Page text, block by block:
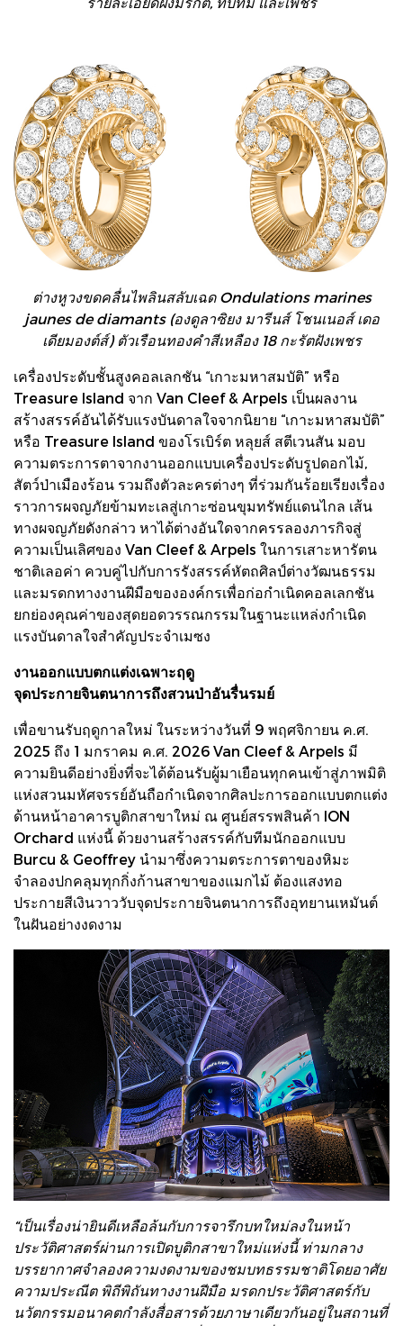
ต่างหูวงขดคลื่นไพลินสลับเฉด Ondulations marines
jaunes de diamants (องดูลาซิยง มารีนส์ โชนเนอส์ เดอ
เดียมองต์ส์) ตัวเรือนทองคำสีเหลือง 18 กะรัตฝังเพชร
เครื่องประดับชั้นสูงคอลเลกชัน “เกาะมหาสมบัติ” หรือ
Treasure Island จาก Van Cleef & Arpels เป็นผลงาน
สร้างสรรค์อันได้รับแรงบันดาลใจจากนิยาย “เกาะมหาสมบัติ”
หรือ Treasure Island ของโรเบิร์ต หลุยส์ สตีเวนสัน มอบ
ความตระการตาจากงานออกแบบเครื่องประดับรูปดอกไม้,
สัตว์ป่าเมืองร้อน รวมถึงตัวละครต่างๆ ที่ร่วมกันร้อยเรียงเรื่อง
ราวการผจญภัยข้ามทะเลสู่เกาะซ่อนขุมทรัพย์แดนไกล เส้น
ทางผจญภัยดังกล่าว หาได้ต่างอันใดจากครรลองภารกิจสู่
ความเป็นเลิศของ Van Cleef & Arpels ในการเสาะหารัตน
ชาติเลอค่า ควบคู่ไปกับการรังสรรค์หัตถศิลป์ต่างวัฒนธรรม
และมรดกทางงานฝีมือขององค์กรเพื่อก่อกำเนิดคอลเลกชัน
ยกย่องคุณค่าของสุดยอดวรรณกรรมในฐานะแหล่งกำเนิด
แรงบันดาลใจสำคัญประจำเมซง
งานออกแบบตกแต่งเฉพาะฤดู
จุดประกายจินตนาการถึงสวนป่าอันรื่นรมย์
เพื่อขานรับฤดูกาลใหม่ ในระหว่างวันที่ 9 พฤศจิกายน ค.ศ.
2025 ถึง 1 มกราคม ค.ศ. 2026 Van Cleef & Arpels มี
ความยินดีอย่างยิ่งที่จะได้ต้อนรับผู้มาเยือนทุกคนเข้าสู่ภาพมิติ
แห่งสวนมหัศจรรย์อันถือกำเนิดจากศิลปะการออกแบบตกแต่ง
ด้านหน้าอาคารบูติกสาขาใหม่ ณ ศูนย์สรรพสินค้า ION
Orchard แห่งนี้ ด้วยงานสร้างสรรค์กับทีมนักออกแบบ
Burcu & Geoffrey นำมาซึ่งความตระการตาของหิมะ
จำลองปกคลุมทุกกิ่งก้านสาขาของแมกไม้ ต้องแสงทอ
ประกายสีเงินวาววับจุดประกายจินตนาการถึงอุทยานเหมันต์
ในฝันอย่างงดงาม
“เป็นเรื่องน่ายินดีเหลือล้นกับการจารึกบทใหม่ลงในหน้า
ประวัติศาสตร์ผ่านการเปิดบูติกสาขาใหม่แห่งนี้ ท่ามกลาง
บรรยากาศจำลองความงดงามของชมบทธรรมชาติโดยอาศัย
ความประณีต พิถีพิถันทางงานฝีมือ มรดกประวัติศาสตร์กับ
นวัตกรรมอนาคตกำลังสื่อสารด้วยภาษาเดียวกันอยู่ในสถานที่